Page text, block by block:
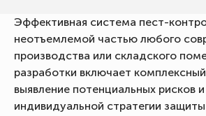
Эффективная система пест-
неотъемлемой частью любого
производства или складского
разработки включает
выявление потенциальных рисков
индивидуальной стратегии